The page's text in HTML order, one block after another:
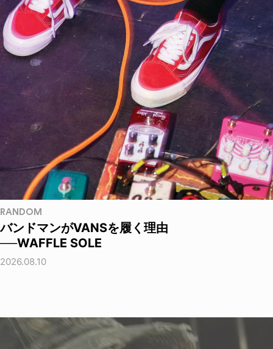
RANDOM
バンドマンがVANSを履く理由
──WAFFLE SOLE
2026.08.10